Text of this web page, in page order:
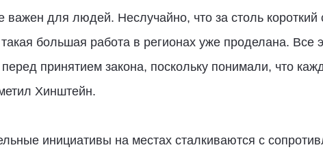
важен для людей. Неслучайно, что за столь короткий
большая работа в регионах уже проделана. Все
принятием закона, поскольку понимали, что
Хинштейн.
инициативы на местах сталкиваются с